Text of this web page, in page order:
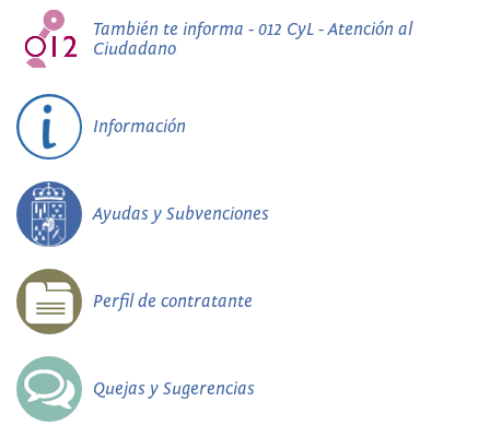
También te informa - 012 CyL - Atención al
Ciudadano
Información
Ayudas y Subvenciones
Perfil de contratante
Quejas y Sugerencias